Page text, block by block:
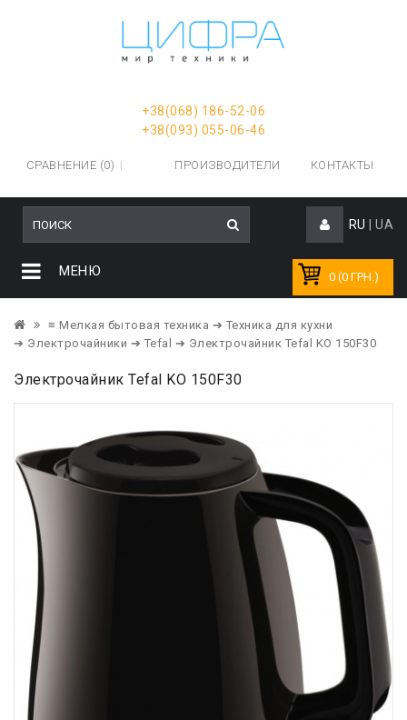
+38(068) 186-52-06
+38(093) 055-06-46
СРАВНЕНИЕ (0) ПРОИЗВОДИТЕЛИ КОНТАКТЫ
RU UA
0 (0 ГРН.)
МЕНЮ
≡ Мелкая бытовая техника ➔ Техника для кухни
➔ Электрочайники ➔ Tefal ➔ Электрочайник Tefal KO 150F30
Электрочайник Tefal KO 150F30